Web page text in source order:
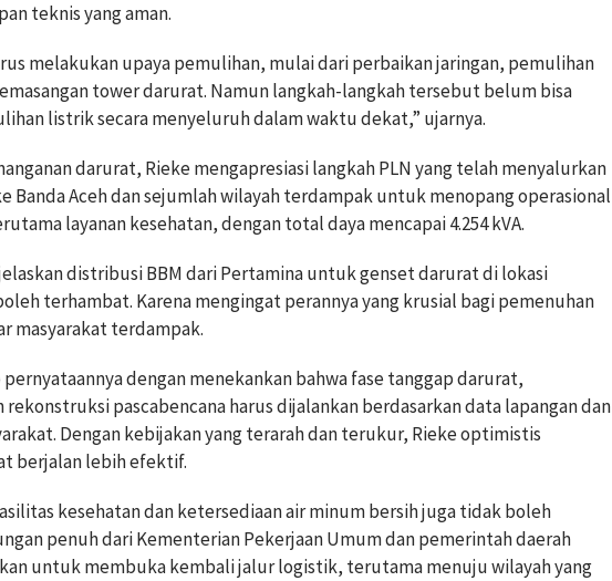
teknis yang aman.
melakukan upaya pemulihan, mulai dari perbaikan jaringan, pemulihan
tower darurat. Namun langkah-langkah tersebut belum bisa
listrik secara menyeluruh dalam waktu dekat,” ujarnya.
darurat, Rieke mengapresiasi langkah PLN yang telah menyalurkan
Banda Aceh dan sejumlah wilayah terdampak untuk menopang operasional
layanan kesehatan, dengan total daya mencapai 4.254 kVA.
distribusi BBM dari Pertamina untuk genset darurat di lokasi
terhambat. Karena mengingat perannya yang krusial bagi pemenuhan
masyarakat terdampak.
dengan menekankan bahwa fase tanggap darurat,
pascabencana harus dijalankan berdasarkan data lapangan dan
Dengan kebijakan yang terarah dan terukur, Rieke optimistis
berjalan lebih efektif.
kesehatan dan ketersediaan air minum bersih juga tidak boleh
penuh dari Kementerian Pekerjaan Umum dan pemerintah daerah
untuk membuka kembali jalur logistik, terutama menuju wilayah yang